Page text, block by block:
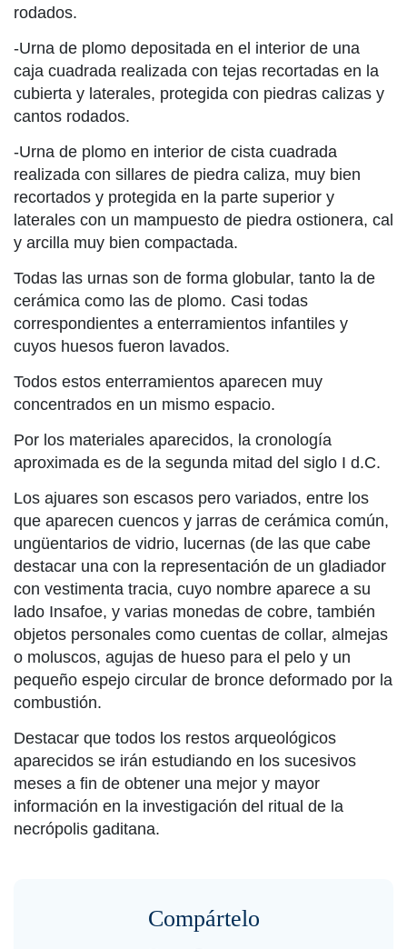
rodados.
-Urna de plomo depositada en el interior de una
caja cuadrada realizada con tejas recortadas en la
cubierta y laterales, protegida con piedras calizas y
cantos rodados.
-Urna de plomo en interior de cista cuadrada
realizada con sillares de piedra caliza, muy bien
recortados y protegida en la parte superior y
laterales con un mampuesto de piedra ostionera, cal
y arcilla muy bien compactada.
Todas las urnas son de forma globular, tanto la de
cerámica como las de plomo. Casi todas
correspondientes a enterramientos infantiles y
cuyos huesos fueron lavados.
Todos estos enterramientos aparecen muy
concentrados en un mismo espacio.
Por los materiales aparecidos, la cronología
aproximada es de la segunda mitad del siglo I d.C.
Los ajuares son escasos pero variados, entre los
que aparecen cuencos y jarras de cerámica común,
ungüentarios de vidrio, lucernas (de las que cabe
destacar una con la representación de un gladiador
con vestimenta tracia, cuyo nombre aparece a su
lado Insafoe, y varias monedas de cobre, también
objetos personales como cuentas de collar, almejas
o moluscos, agujas de hueso para el pelo y un
pequeño espejo circular de bronce deformado por la
combustión.
Destacar que todos los restos arqueológicos
aparecidos se irán estudiando en los sucesivos
meses a fin de obtener una mejor y mayor
información en la investigación del ritual de la
necrópolis gaditana.
Compártelo